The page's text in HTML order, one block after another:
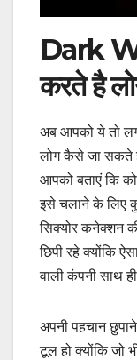
Dark
करते है
अब आपको ये तो
लोग कैसे जा सकते
आपको बताएं कि
इसे चलाने के लिए
सिक्योर कनेक्शन
छिपी रहे क्योंकि
वाली कंपनी साथ
अपनी पहचान
टूल हो क्योंकि जो